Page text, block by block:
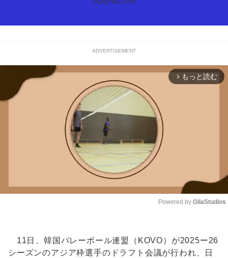
ADVERTISEMENT
arrow_forward_ios もっと読む
Powered by GliaStudios
11日、韓国バレーボール連盟（KOVO）が2025ー26
シーズンのアジア枠選手のドラフト会議が行われ、日